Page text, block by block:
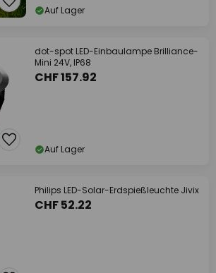
Auf Lager
dot-spot LED-Einbaulampe Brilliance-
Mini 24V, IP68
CHF 157.92
Auf Lager
Philips LED-Solar-Erdspießleuchte Jivix
CHF 52.22